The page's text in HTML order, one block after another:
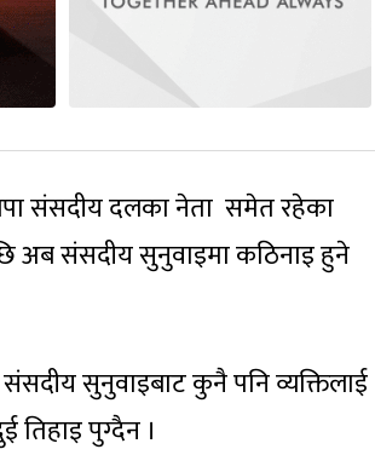
संसदीय दलका नेता समेत रहेका
अब संसदीय सुनुवाइमा कठिनाइ हुने
सुनुवाइबाट कुनै पनि व्यक्तिलाई
तिहाइ पुग्दैन ।